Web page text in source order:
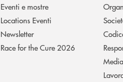
Eventi e mostre
Locations Eventi
Newsletter
Race for the Cure 2026
Media